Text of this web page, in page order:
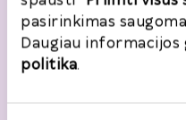
pasirinkimas
Daugiau
politika.
Adresas